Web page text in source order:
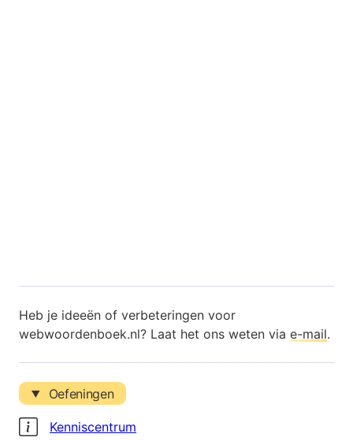
Heb je ideeën of verbeteringen voor
webwoordenboek.nl? Laat het ons weten via e-mail.
Oefeningen
Kenniscentrum